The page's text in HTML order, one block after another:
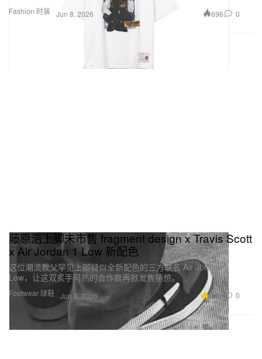
Fashion 时装 Jun 8, 2026 696 0
Footwear 球鞋
藤原浩上脚未市售 fragment design x Travis Scott
x Air Jordan 1 Low 新配色
这位潮流教父罕见上脚疑似全新配色的三方联名 Air Jordan 1
Low，让这双炙手可热的合作款再掀发售猜想。
Jun 8, 2026 9.1K 0